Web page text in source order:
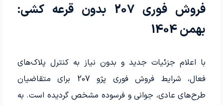
فروش فوری 207 بدون قرعه کشی:
بهمن 1404
با اعلام جزئیات جدید و بدون نیاز به کنترل پلاک‌های
فعال، شرایط فروش فوری پژو 207 برای متقاضیان
طرح‌های عادی، جوانی و فرسوده مشخص گردیده است. به